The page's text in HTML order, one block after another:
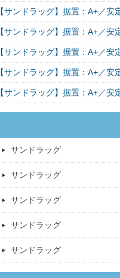
【サンドラッグ】据置：A+／安
【サンドラッグ】据置：A+／安
【サンドラッグ】据置：A+／安
【サンドラッグ】据置：A+／安
【サンドラッグ】据置：A+／安
サンドラッグ
サンドラッグ
サンドラッグ
サンドラッグ
サンドラッグ